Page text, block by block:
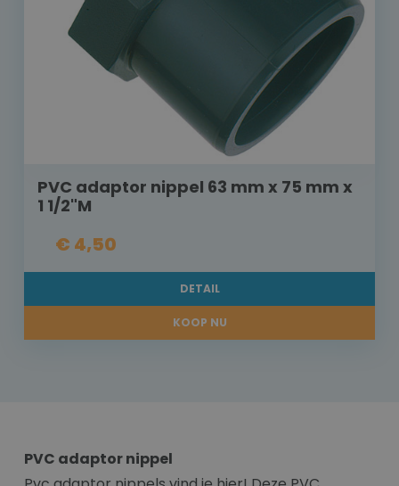
PVC adaptor nippel 63 mm x 75 mm x
1 1/2"M
€ 4,50
DETAIL
KOOP NU
PVC adaptor nippel